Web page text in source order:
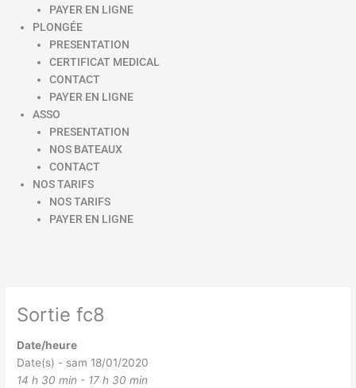
PAYER EN LIGNE
PLONGÉE
PRESENTATION
CERTIFICAT MEDICAL
CONTACT
PAYER EN LIGNE
ASSO
PRESENTATION
NOS BATEAUX
CONTACT
NOS TARIFS
NOS TARIFS
PAYER EN LIGNE
Sortie fc8
Date/heure
Date(s) - sam 18/01/2020
14 h 30 min - 17 h 30 min